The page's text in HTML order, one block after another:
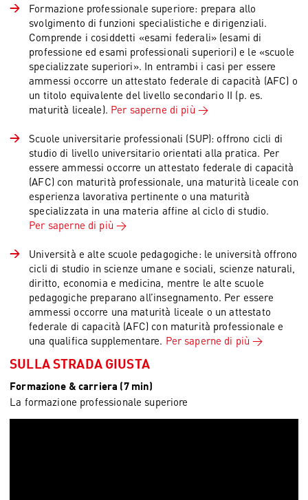
Formazione professionale superiore: prepara allo
svolgimento di funzioni specialistiche e dirigenziali.
Comprende i cosiddetti «esami federali» (esami di
professione ed esami professionali superiori) e le «scuole
specializzate superiori». In entrambi i casi per essere
ammessi occorre un attestato federale di capacità (AFC) o
un titolo equivalente del livello secondario II (p. es.
maturità liceale). Per saperne di più
Scuole universitarie professionali (SUP): offrono cicli di
studio di livello universitario orientati alla pratica. Per
essere ammessi occorre un attestato federale di capacità
(AFC) con maturità professionale, una maturità liceale con
esperienza lavorativa pertinente o una maturità
specializzata in una materia affine al ciclo di studio.
Per saperne di più
Università e alte scuole pedagogiche: le università offrono
cicli di studio in scienze umane e sociali, scienze naturali,
diritto, economia e medicina, mentre le alte scuole
pedagogiche preparano all’insegnamento. Per essere
ammessi occorre una maturità liceale o un attestato
federale di capacità (AFC) con maturità professionale e
una qualifica supplementare. Per saperne di più
SULLA STRADA GIUSTA
Formazione & carriera (7 min)
La formazione professionale superiore